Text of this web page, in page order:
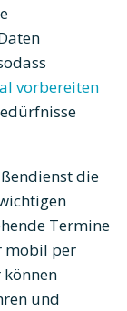
vorbereiten
die
Termine
mobil per
und